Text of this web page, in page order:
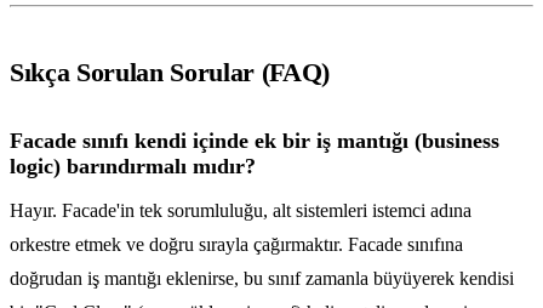
Sıkça Sorulan Sorular (FAQ)
Facade sınıfı kendi içinde ek bir iş mantığı (business
logic) barındırmalı mıdır?
Hayır. Facade'in tek sorumluluğu, alt sistemleri istemci adına
orkestre etmek ve doğru sırayla çağırmaktır. Facade sınıfına
doğrudan iş mantığı eklenirse, bu sınıf zamanla büyüyerek kendisi